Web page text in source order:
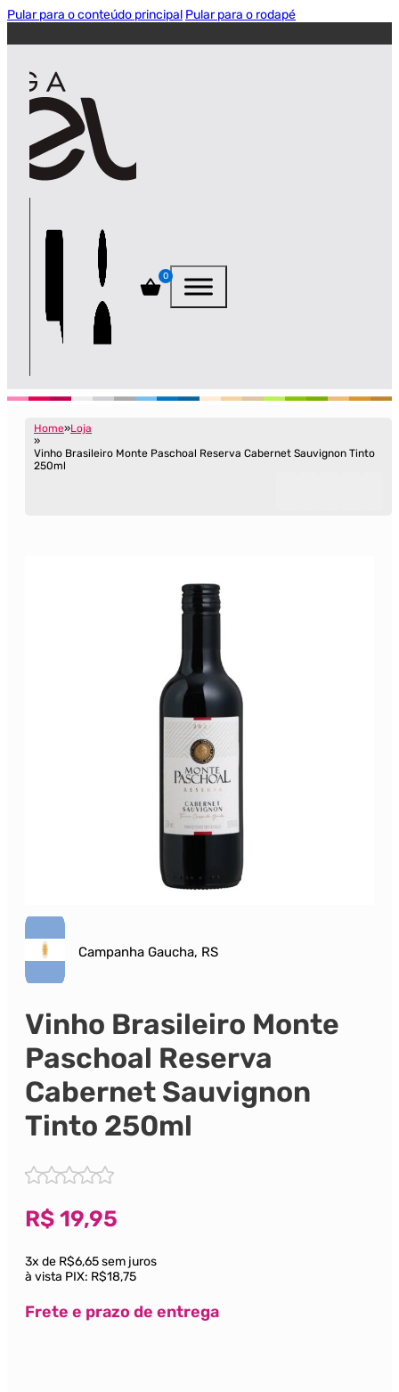
Pular para o conteúdo principal Pular para o rodapé
0
Home Loja
Vinho Brasileiro Monte Paschoal Reserva Cabernet Sauvignon Tinto
250ml
Campanha Gaucha, RS
Vinho Brasileiro Monte
Paschoal Reserva
Cabernet Sauvignon
Tinto 250ml
R$ 19,95
3x de R$6,65 sem juros
à vista PIX: R$18,75
Frete e prazo de entrega